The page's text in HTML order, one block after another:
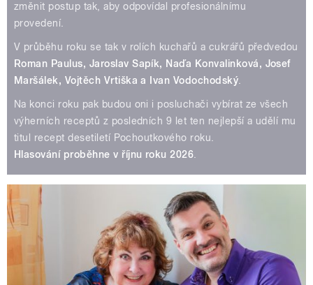
změnit postup tak, aby odpovídal profesionálnímu
provedení.
V průběhu roku se tak v rolích kuchařů a cukrářů předvedou
Roman Paulus, Jaroslav Sapík, Naďa Konvalinková, Josef
Maršálek, Vojtěch Vrtiška a Ivan Vodochodský
Na konci roku pak budou oni i posluchači vybírat ze všech
výherních receptů z posledních 9 let ten nejlepší a udělí mu
titul recept desetiletí Pochoutkového roku.
Hlasování proběhne v říjnu roku 2026